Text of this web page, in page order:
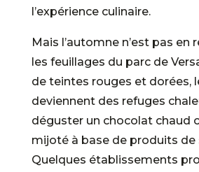
l’expérience culinaire.
Mais l’automne n’est pas en
les feuillages du parc de
de teintes rouges et dorées,
deviennent des refuges
déguster un chocolat chaud
mijoté à base de produits de
Quelques établissements